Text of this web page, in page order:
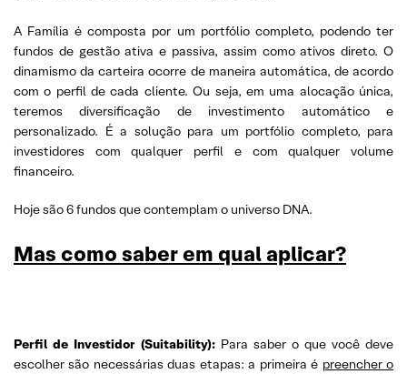
A Família é composta por um portfólio completo, podendo ter
fundos de gestão ativa e passiva, assim como ativos direto. O
dinamismo da carteira ocorre de maneira automática, de acordo
com o perfil de cada cliente. Ou seja, em uma alocação única,
teremos diversificação de investimento automático e
personalizado. É a solução para um portfólio completo, para
investidores com qualquer perfil e com qualquer volume
financeiro.
Hoje são 6 fundos que contemplam o universo DNA.
Mas como saber em qual aplicar?
Perfil de Investidor (Suitability): Para saber o que você deve
escolher são necessárias duas etapas: a primeira é preencher o